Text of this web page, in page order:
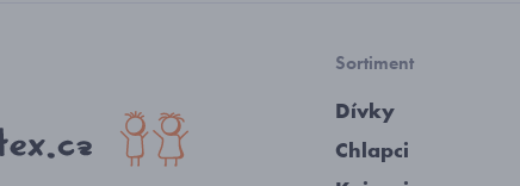
Sortiment
Dívky
Chlapci